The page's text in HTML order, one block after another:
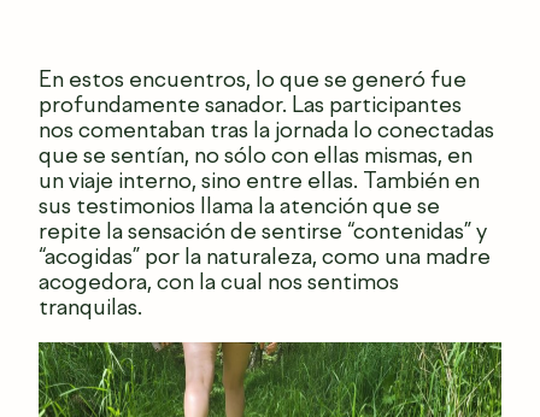
En estos encuentros, lo que se generó fue
profundamente sanador. Las participantes
nos comentaban tras la jornada lo conectadas
que se sentían, no sólo con ellas mismas, en
un viaje interno, sino entre ellas. También en
sus testimonios llama la atención que se
repite la sensación de sentirse “contenidas” y
“acogidas” por la naturaleza, como una madre
acogedora, con la cual nos sentimos
tranquilas.